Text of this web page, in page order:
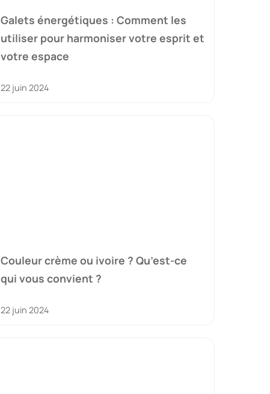
Galets énergétiques : Comment les
utiliser pour harmoniser votre esprit et
votre espace
22 juin 2024
Couleur crème ou ivoire ? Qu’est-ce
qui vous convient ?
22 juin 2024